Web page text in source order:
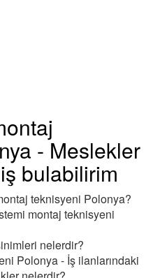
- Meslekler
bulabilirim
teknisyeni Polonya?
montaj teknisyeni
nelerdir?
Polonya - İş ilanlarındaki